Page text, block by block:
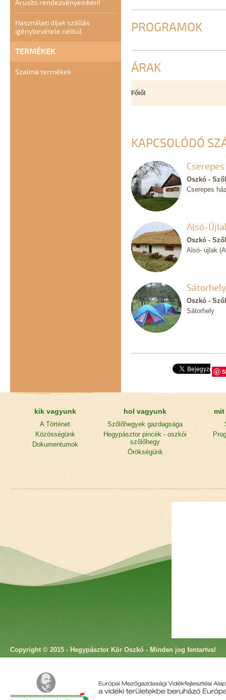
Árusíts rendezvényeinken!
Használati díjak szállás
igénybevétele nélkül
TERMÉKEK
Szalma termékek
PROGRAMOK
ÁRAK
Főtől
KAPCSOLÓDÓ
Oszkó -
Cserepes
Alsó-
Oszkó -
Alsó- újlak
Sátorhely
Oszkó -
Sátorhely
kik vagyunk
A Történet
Közösségünk
Dokumentumok
hol vagyunk
Szőlőhegyek gazdagsága
Hegypásztor pincék - oszkói
szőlőhegy
Örökségünk
Copyright © 2015 - Hegypásztor Kör Oszkó - Minden jog fentartva!